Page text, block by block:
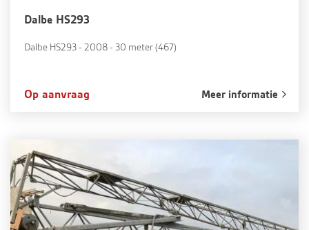
Dalbe HS293
Dalbe HS293 - 2008 - 30 meter (467)
Op aanvraag Meer informatie